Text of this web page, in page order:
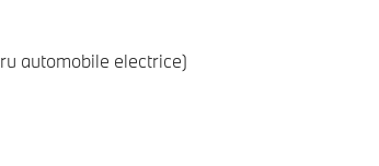
automobile electrice)